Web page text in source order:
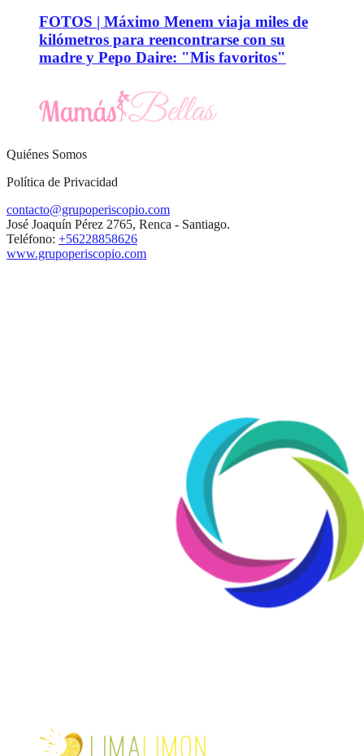
FOTOS | Máximo Menem viaja miles de
kilómetros para reencontrarse con su
madre y Pepo Daire: "Mis favoritos"
Quiénes Somos
Política de Privacidad
contacto@grupoperiscopio.com
José Joaquín Pérez 2765, Renca - Santiago.
Teléfono: +56228858626
www.grupoperiscopio.com